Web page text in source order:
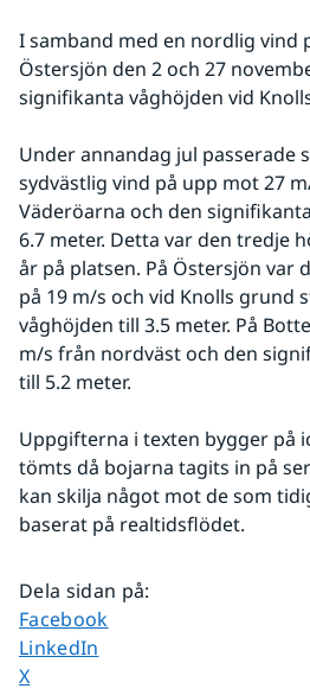
I samband med en nordlig vind
Östersjön den 2 och 27
signifikanta våghöjden vid
Under annandag jul passerade
sydvästlig vind på upp mot 27
Väderöarna och den
6.7 meter. Detta var den tredje
år på platsen. På Östersjön var
på 19 m/s och vid Knolls grund
våghöjden till 3.5 meter. På
m/s från nordväst och den
till 5.2 meter.
Uppgifterna i texten bygger på
tömts då bojarna tagits in på
kan skilja något mot de som
baserat på realtidsflödet.
Dela sidan på:
Dela sidan på
Facebook
Dela sidan på
LinkedIn
Dela sidan på
X